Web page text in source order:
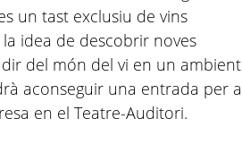
un tast exclusiu de vins
idea de descobrir noves
del món del vi en un ambient
aconseguir una entrada per a
en el Teatre-Auditori.